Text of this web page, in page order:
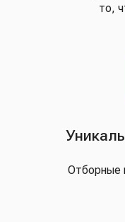
то,
Отборные